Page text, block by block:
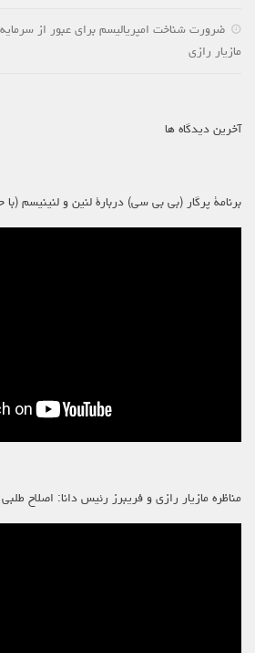
ضرورت شناخت امپریالیسم برای عبور از
مازیار رازی
آخرین دیدگاه ها
برنامۀ پرگار (بی بی سی) دربارۀ لنین و لنینیسم
مناظره مازیار رازی و فریبرز رئیس دانا: اصلاح طلبی